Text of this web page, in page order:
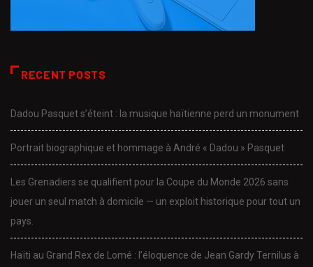
RECENT POSTS
Dadou Pasquet s’éteint : la musique haïtienne perd un monument
Portrait biographique et hommage à André « Dadou » Pasquet
Les Grenadiers se qualifient pour la Coupe du Monde 2026 sans
jouer un seul match à domicile — un exploit historique pour tout un
pays.
Haïti au Grand Rex de Lomé : l’éloquence de Jean Gardy Ternilus à